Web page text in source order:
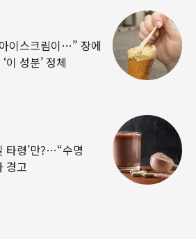
이스크림이…” 장에
이 성분’ 정체
타령’만?…“수명
경고